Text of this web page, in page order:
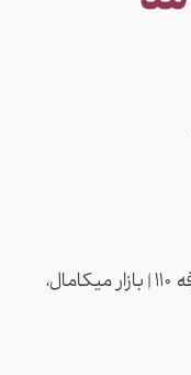
بازار دیپلمات، غرفه ۱۴ | بازار ونوس، غرفه ۱۱۰ | بازار میکامال،